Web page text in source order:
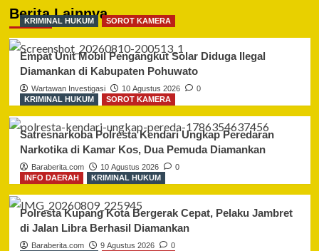
Berita Lainnya
KRIMINAL HUKUM SOROT KAMERA
Empat Unit Mobil Pengangkut Solar Diduga Ilegal
Diamankan di Kabupaten Pohuwato
Wartawan Investigasi 10 Agustus 2026
0
KRIMINAL HUKUM
SOROT KAMERA
Satresnarkoba Polresta Kendari Ungkap Peredaran
Narkotika di Kamar Kos, Dua Pemuda Diamankan
Baraberita.com 10 Agustus 2026
0
INFO DAERAH
KRIMINAL HUKUM
Polresta Kupang Kota Bergerak Cepat, Pelaku Jambret
di Jalan Libra Berhasil Diamankan
Baraberita.com 9 Agustus 2026
0